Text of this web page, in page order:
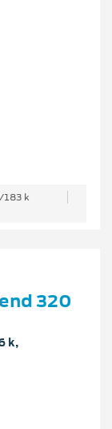
183 k
320
k,